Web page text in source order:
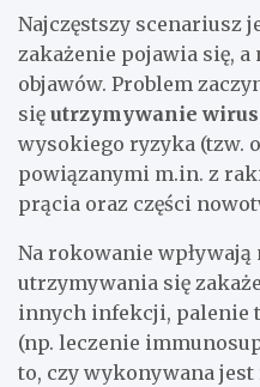
Najczęstszy scenariusz
zakażenie pojawia się,
objawów. Problem
się utrzymywanie
wysokiego ryzyka (tzw.
powiązanymi m.in. z
prącia oraz części
Na rokowanie wpływają
utrzymywania się
innych infekcji, palenie
(np. leczenie
to, czy wykonywana